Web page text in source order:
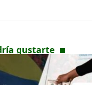
gustarte